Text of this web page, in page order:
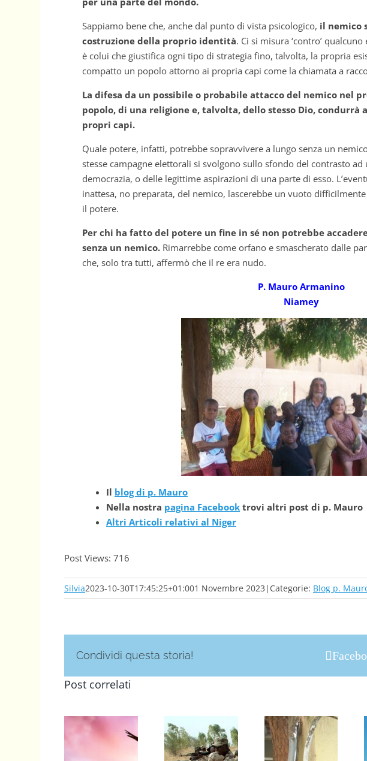
Sappiamo bene che, anche dal punto di vista psicologico, il nemico
costruzione della proprio identità. Ci si misura ‘contro’
è colui che giustifica ogni tipo di strategia fino, talvolta, la propria
compatto un popolo attorno ai propria capi come la chiamata a
La difesa da un possibile o probabile attacco del nemico nel
popolo, di una religione e, talvolta, dello stesso Dio,
propri capi.
Quale potere, infatti, potrebbe sopravvivere a lungo senza un
stesse campagne elettorali si svolgono sullo sfondo del contrasto
democrazia, o delle legittime aspirazioni di una parte di esso.
inattesa, no preparata, del nemico, lascerebbe un vuoto
il potere.
Per chi ha fatto del potere un fine in sé non potrebbe
senza un nemico.Rimarrebbe come orfano e smascherato dalle
che, solo tra tutti, affermò che il re era nudo.
P. Mauro Armanino
Niamey
Il blog di p. Mauro
Nella nostra pagina Facebooktrovi altri post di p. Mauro
Altri Articoli relativi al Niger
Post Views: 716
Silvia2023-10-30T17:45:25+01:001 Novembre 2023 | Categorie: Blog p.
Condividi questa storia!
Post correlati